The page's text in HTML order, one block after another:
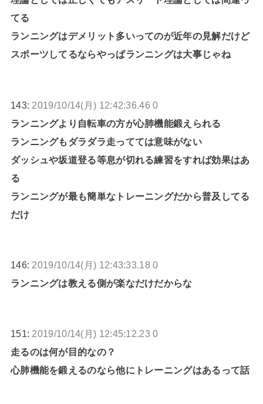
てる
ランニングはデメリット多いってのが近年の見解だけど
スポーツしてるならやっぱランニングは大事じゃね
143: 2019/10/14(月) 12:42:36.46 0
ランニングより自転車の方が心肺機能鍛えられる
ランニングもダラダラ走ってては意味がない
ダッシュや坂道登る等息が切れる練習をすれば効果はあ
る
ランニングが最も簡単なトレーニングだから普及してる
だけ
146: 2019/10/14(月) 12:43:33.18 0
ランニングは教える側が楽なだけだからな
151: 2019/10/14(月) 12:45:12.23 0
走るのは何が目的なの？
心肺機能を鍛えるのなら他にトレーニングはあるって話